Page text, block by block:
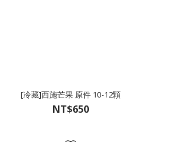
[冷藏]西施芒果 原件 10-12顆
NT$650